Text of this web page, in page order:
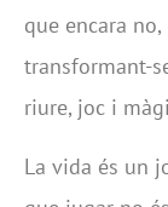
que encara
transformant-
riure, joc i
La vida és un